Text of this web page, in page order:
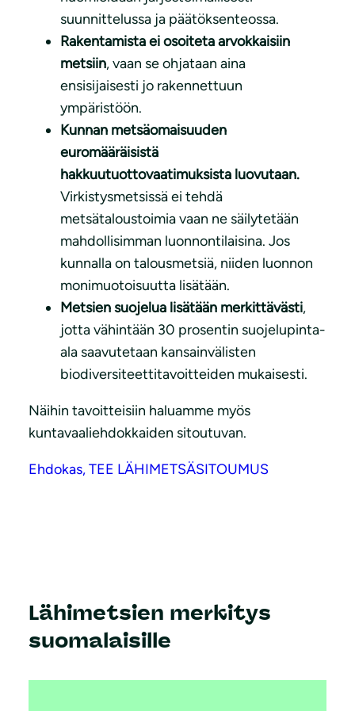
suunnittelussa ja päätöksenteossa.
Rakentamista ei osoiteta arvokkaisiin
metsiin, vaan se ohjataan aina
ensisijaisesti jo rakennettuun
ympäristöön.
Kunnan metsäomaisuuden
euromääräisistä
hakkuutuottovaatimuksista luovutaan.
Virkistysmetsissä ei tehdä
metsätaloustoimia vaan ne säilytetään
mahdollisimman luonnontilaisina. Jos
kunnalla on talousmetsiä, niiden luonnon
monimuotoisuutta lisätään.
Metsien suojelua lisätään merkittävästi,
jotta vähintään 30 prosentin suojelupinta-
ala saavutetaan kansainvälisten
biodiversiteettitavoitteiden mukaisesti.
Näihin tavoitteisiin haluamme myös
kuntavaaliehdokkaiden sitoutuvan.
Ehdokas, TEE LÄHIMETSÄSITOUMUS
Lähimetsien merkitys
suomalaisille